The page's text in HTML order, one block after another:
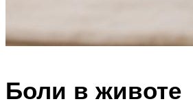
Боли в животе